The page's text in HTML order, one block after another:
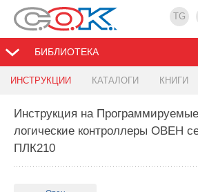
TG
БИБЛИОТЕКА
ИНСТРУКЦИИ КАТАЛОГИ КНИГИ
Инструкция на Программируемые
логические контроллеры ОВЕН
ПЛК210